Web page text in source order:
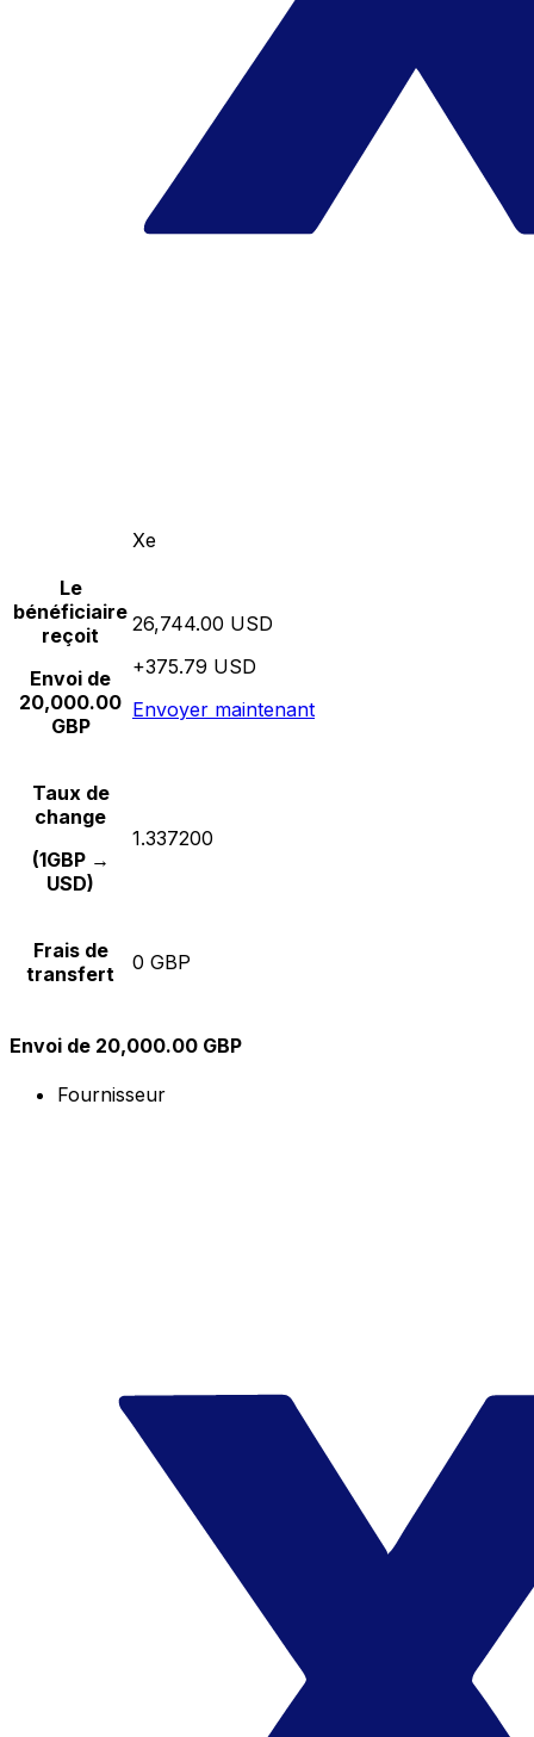
Xe
Le
bénéficiaire
reçoit
Envoi de
20,000.00
GBP
26,744.00 USD
+375.79 USD
Envoyer maintenant
Taux de
change
(1GBP →
USD)
1.337200
Frais de
transfert
0 GBP
Envoi de 20,000.00 GBP
Fournisseur